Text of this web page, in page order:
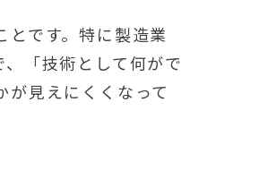
です。特に製造業
「技術として何がで
見えにくくなって